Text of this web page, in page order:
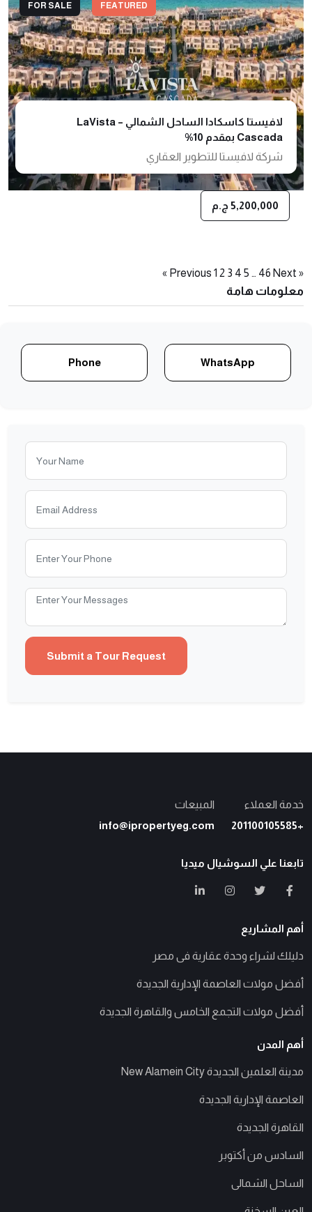
FEATURED
FOR SALE
5,200,000 ج.م
لافيستا كاسكادا الساحل الشمالي – LaVista
Cascada بمقدم 10%
شركة لافيستا للتطوير العقاري
Posts
navigation
« Previous
1 2 3 4 5 … 46 Next »
معلومات هامة
WhatsApp
Phone
خدمة العملاء
+201100105585
المبيعات
info@ipropertyeg.com
تابعنا علي السوشيال ميديا
أهم المشاريع
دليلك لشراء وحدة عقارية فى مصر
أفضل مولات العاصمة الإدارية الجديدة
أفضل مولات التجمع الخامس والقاهرة الجديدة
أهم المدن
مدينة العلمين الجديدة New Alamein City
العاصمة الإدارية الجديدة
القاهرة الجديدة
السادس من أكتوبر
الساحل الشمالى